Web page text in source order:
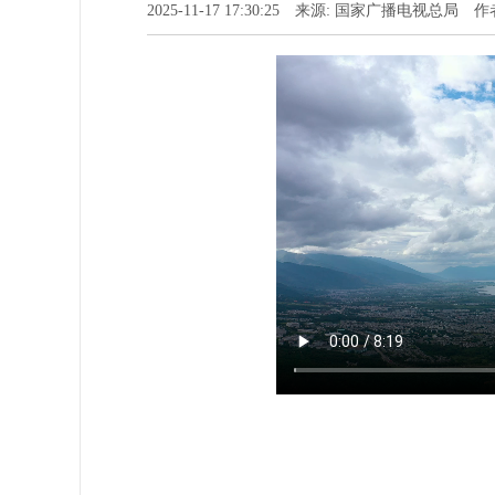
2025-11-17 17:30:25 来源: 国家广播电视总局 作